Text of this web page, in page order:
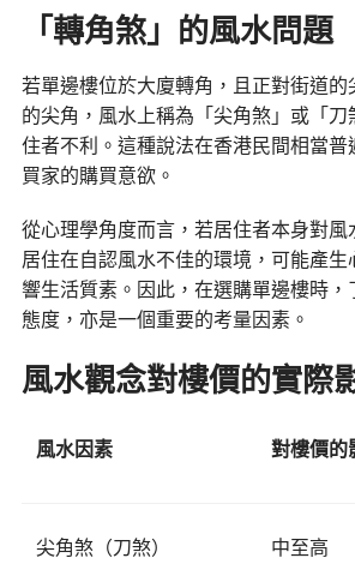
「轉角煞」的風水問題
若單邊樓位於大廈轉角，且正對街道的
的尖角，風水上稱為「尖角煞」或「刀
住者不利。這種說法在香港民間相當普
買家的購買意欲。
從心理學角度而言，若居住者本身對風
居住在自認風水不佳的環境，可能產生
響生活質素。因此，在選購單邊樓時，
態度，亦是一個重要的考量因素。
風水觀念對樓價的實際
風水因素 對樓價的
尖角煞（刀煞） 中至高